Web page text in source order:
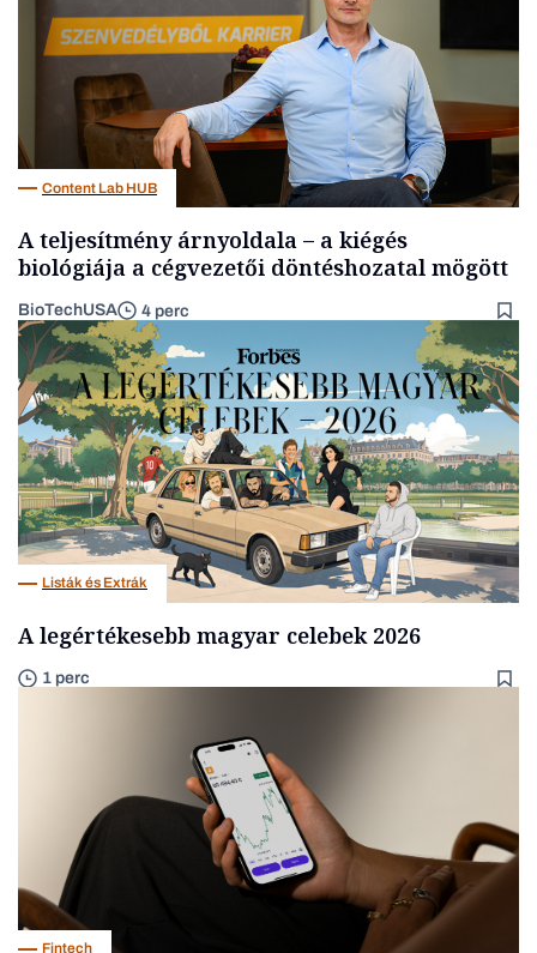
Content Lab HUB
A teljesítmény árnyoldala – a kiégés
biológiája a cégvezetői döntéshozatal mögött
BioTechUSA 4 perc
Listák és Extrák
A legértékesebb magyar celebek 2026
1 perc
Fintech